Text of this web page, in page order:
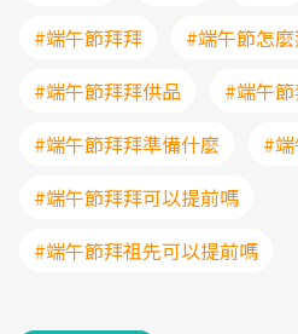
#端午節拜拜
#端午節怎
#端午節拜拜供品
#端午
#端午節拜拜準備什麼
#
#端午節拜拜可以提前嗎
#端午節拜祖先可以提前嗎